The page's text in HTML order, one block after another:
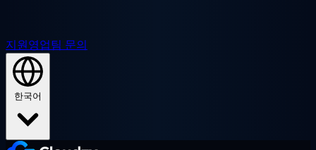
지원영업팀 문의
한국어